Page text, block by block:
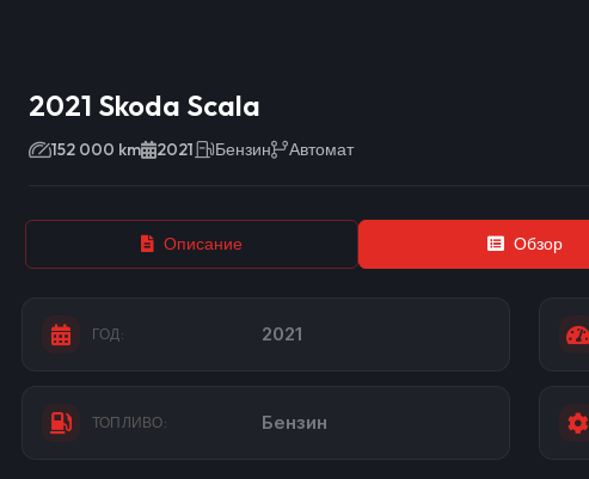
2021 Skoda Scala
152 000 km 2021 Бензин Автомат
Описание Обзор
ГОД: 2021
ТОПЛИВО: Бензин